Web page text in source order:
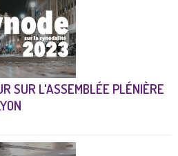
SUR L'ASSEMBLÉE PLÉNIÈRE